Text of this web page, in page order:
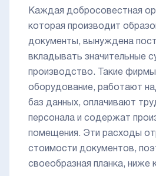
Каждая добросовестная
которая производит
документы, вынуждена
вкладывать значительные
производство. Такие
оборудование, работают
баз данных, оплачивают
персонала и содержат
помещения. Эти расходы
стоимости документов,
своеобразная планка, ниже